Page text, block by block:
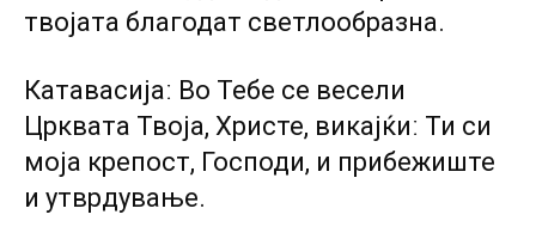
твојата благодат светлообразна.
Катавасијаː Во Тебе се весели
Црквата Твоја, Христе, викајќиː Ти си
моја крепост, Господи, и прибежиште
и утврдување.